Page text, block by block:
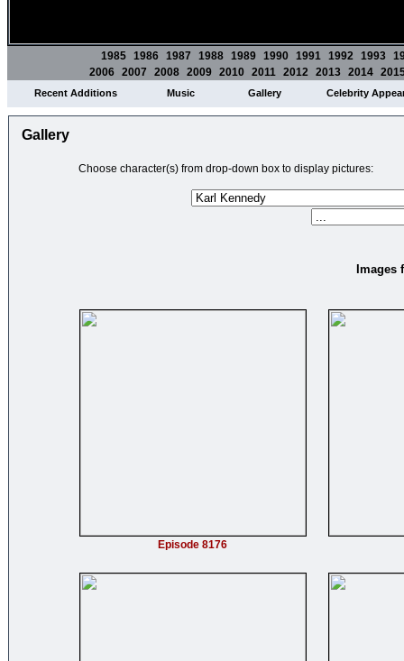
1985 1986 1987 1988 1989 1990 1991 1992 1993
2006 2007 2008 2009 2010 2011 2012 2013 2014
Recent Additions Music Gallery Celebrity
Gallery
Choose character(s) from drop-down box to display pictures:
Images
Episode 8176